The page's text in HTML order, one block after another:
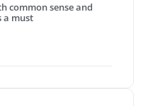
common sense and
a must